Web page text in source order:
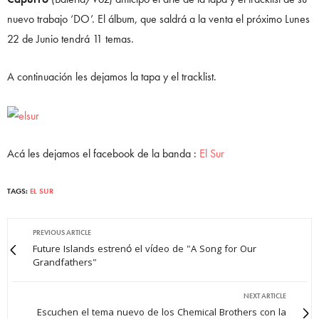
nuevo trabajo ‘DO’. El álbum, que saldrá a la venta el próximo Lunes
22 de Junio tendrá 11 temas.
A continuación les dejamos la tapa y el tracklist.
Acá les dejamos el facebook de la banda : El Sur
TAGS: EL SUR
PREVIOUS ARTICLE
Future Islands estrenó el vídeo de "A Song for Our
Grandfathers"
NEXT ARTICLE
Escuchen el tema nuevo de los Chemical Brothers con la